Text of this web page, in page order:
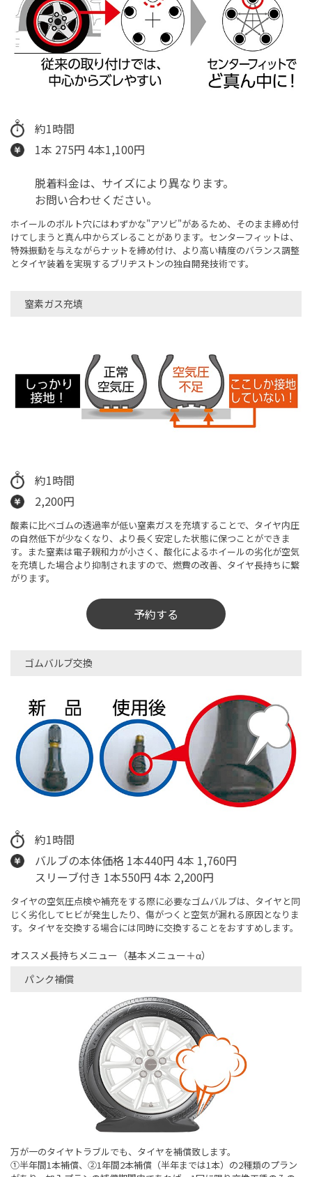
約1時間
1本 275円 4本1,100円
脱着料金は、サイズにより異なります。
お問い合わせください。
ホイールのボルト穴にはわずかな"アソビ"があるため、そのまま締め付
けてしまうと真ん中からズレることがあります。センターフィットは、
特殊振動を与えながらナットを締め付け、より高い精度のバランス調整
とタイヤ装着を実現するブリヂストンの独自開発技術です。
窒素ガス充填
約1時間
2,200円
酸素に比べゴムの透過率が低い窒素ガスを充填することで、タイヤ内圧
の自然低下が少なくなり、より長く安定した状態に保つことができま
す。また窒素は電子親和力が小さく、酸化によるホイールの劣化が空気
を充填した場合より抑制されますので、燃費の改善、タイヤ長持ちに繋
がります。
予約する
ゴムバルブ交換
約1時間
バルブの本体価格 1本440円 4本 1,760円
スリーブ付き 1本550円 4本 2,200円
タイヤの空気圧点検や補充をする際に必要なゴムバルブは、タイヤと同
じく劣化してヒビが発生したり、傷がつくと空気が漏れる原因となりま
す。タイヤを交換する場合には同時に交換することをおすすめします。
オススメ長持ちメニュー（基本メニュー＋α）
パンク補償
万が一のタイヤトラブルでも、タイヤを補償致します。
➀半年間1本補償、②1年間2本補償（半年までは1本）の2種類のプラン